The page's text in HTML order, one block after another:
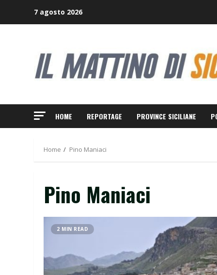
7 agosto 2026
HOME REPORTAGE PROVINCE SICILIANE
Home Pino Maniaci
Pino Maniaci
2 MIN READ